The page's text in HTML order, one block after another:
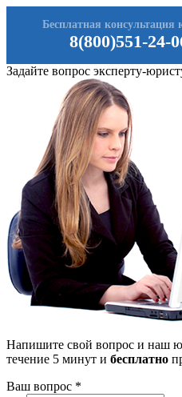
8(800)551-24-
Бесплатная консультация
Задайте вопрос эксперту-
Напишите свой вопрос и наш
течение 5 минут и бесплатно
Ваш вопрос *